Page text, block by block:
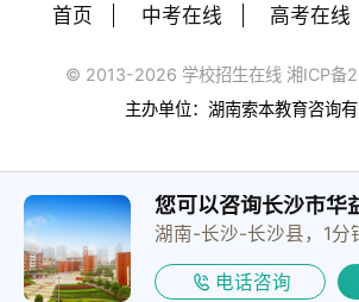
首页 中考在线 高考在线
© 2013-2026 学校招生在线 湘ICP备
主办单位：湖南索本教育咨询
您可以咨询长沙市华
湖南-长沙-长沙县，1分
电话咨询